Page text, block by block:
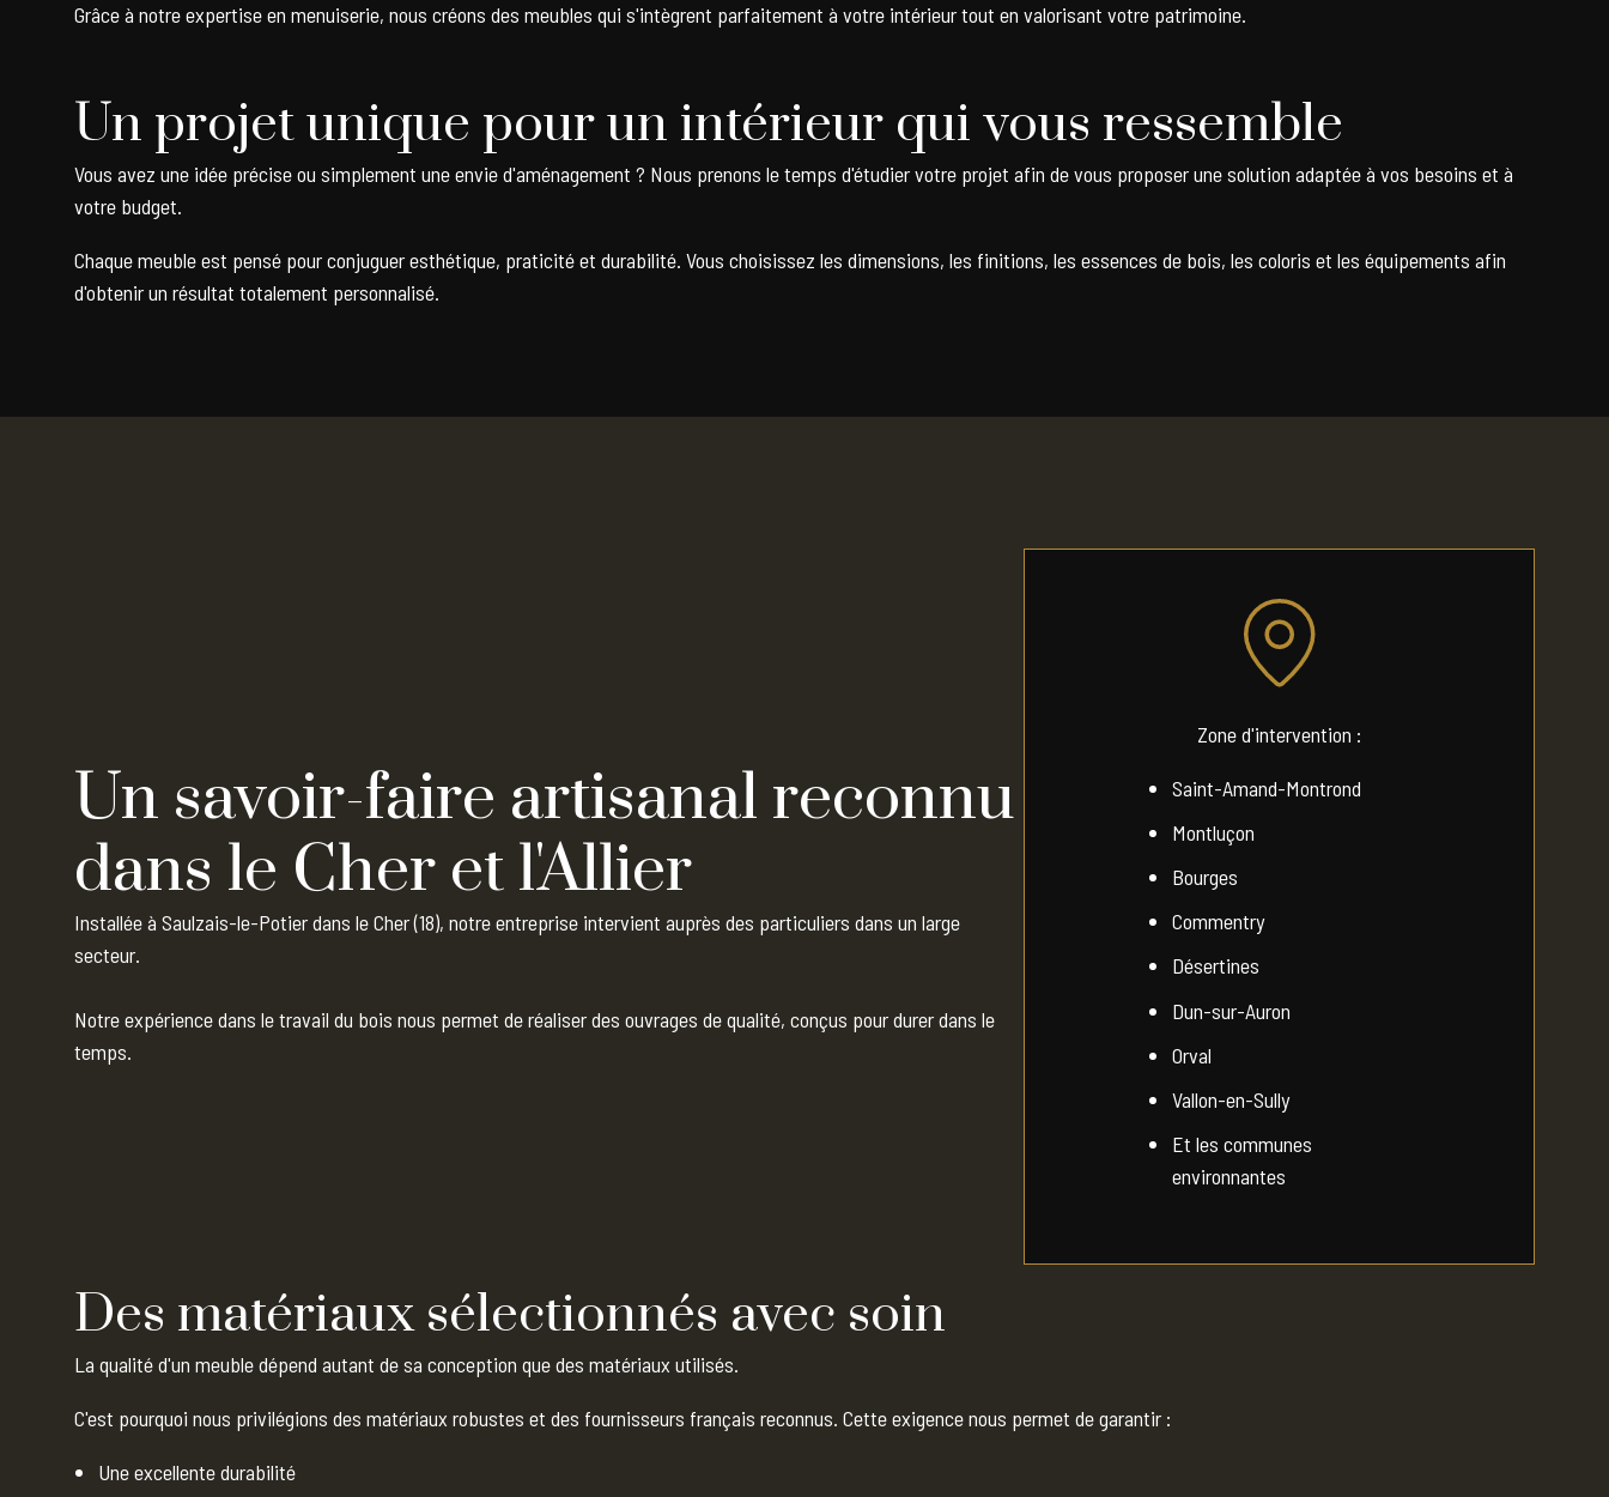
Grâce à notre expertise en menuiserie, nous créons des meubles qui s'intègrent parfaitement à votre intérieur tout en valorisant votre patrimoine.
Un projet unique pour un intérieur qui vous ressemble
Vous avez une idée précise ou simplement une envie d'aménagement ? Nous prenons le temps d'étudier votre projet afin de vous proposer une solution adaptée à vos besoins et à
votre budget.
Chaque meuble est pensé pour conjuguer esthétique, praticité et durabilité. Vous choisissez les dimensions, les finitions, les essences de bois, les coloris et les équipements afin
d'obtenir un résultat totalement personnalisé.
Un savoir-faire artisanal reconnu
dans le Cher et l'Allier
Installée à Saulzais-le-Potier dans le Cher (18), notre entreprise intervient auprès des particuliers dans un large
secteur.
Notre expérience dans le travail du bois nous permet de réaliser des ouvrages de qualité, conçus pour durer dans le
temps.
Zone d'intervention :
Saint-Amand-Montrond
Montluçon
Bourges
Commentry
Désertines
Dun-sur-Auron
Orval
Vallon-en-Sully
Et les communes
environnantes
Des matériaux sélectionnés avec soin
La qualité d'un meuble dépend autant de sa conception que des matériaux utilisés.
C'est pourquoi nous privilégions des matériaux robustes et des fournisseurs français reconnus. Cette exigence nous permet de garantir :
Une excellente durabilité